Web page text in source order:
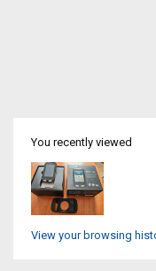
You recently viewed
View your browsing